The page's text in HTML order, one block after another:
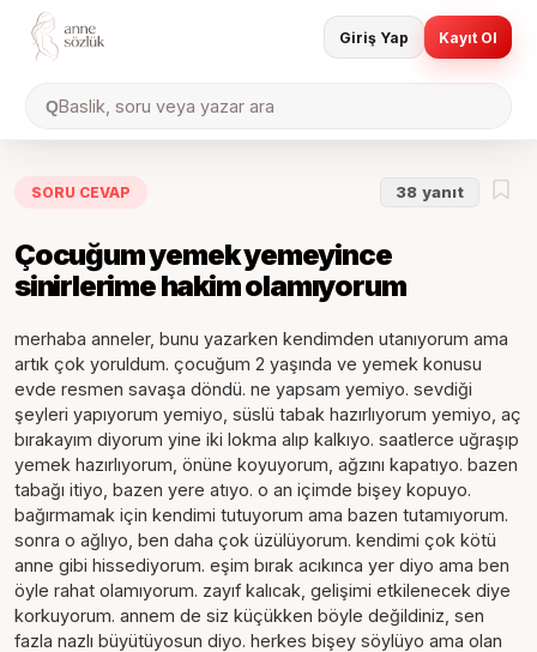
QBaslik, soru veya yazar ara
Giriş Yap Kayıt Ol
SORU CEVAP 38 yanıt
Çocuğum yemek yemeyince
sinirlerime hakim olamıyorum
merhaba anneler, bunu yazarken kendimden utanıyorum ama
artık çok yoruldum. çocuğum 2 yaşında ve yemek konusu
evde resmen savaşa döndü. ne yapsam yemiyo. sevdiği
şeyleri yapıyorum yemiyo, süslü tabak hazırlıyorum yemiyo, aç
bırakayım diyorum yine iki lokma alıp kalkıyo. saatlerce uğraşıp
yemek hazırlıyorum, önüne koyuyorum, ağzını kapatıyo. bazen
tabağı itiyo, bazen yere atıyo. o an içimde bişey kopuyo.
bağırmamak için kendimi tutuyorum ama bazen tutamıyorum.
sonra o ağlıyo, ben daha çok üzülüyorum. kendimi çok kötü
anne gibi hissediyorum. eşim bırak acıkınca yer diyo ama ben
öyle rahat olamıyorum. zayıf kalıcak, gelişimi etkilenecek diye
korkuyorum. annem de siz küçükken böyle değildiniz, sen
fazla nazlı büyütüyosun diyo. herkes bişey söylüyo ama olan